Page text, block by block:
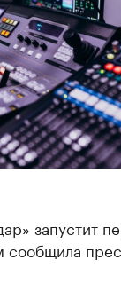
запустит
сообщила